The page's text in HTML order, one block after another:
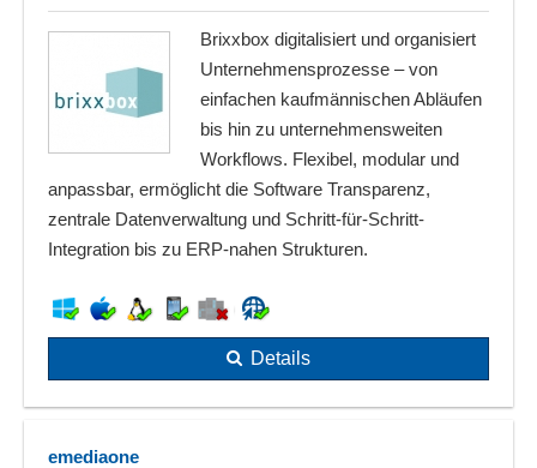
Brixxbox digitalisiert und organisiert
Unternehmensprozesse – von
einfachen kaufmännischen Abläufen
bis hin zu unternehmensweiten
Workflows. Flexibel, modular und
anpassbar, ermöglicht die Software Transparenz,
zentrale Datenverwaltung und Schritt-für-Schritt-
Integration bis zu ERP-nahen Strukturen.
Details
emediaone